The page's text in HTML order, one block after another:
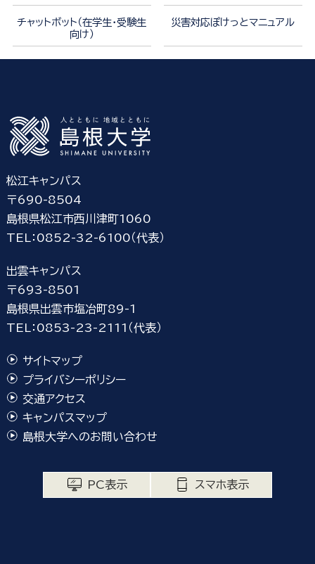
チャットボット（在学生・受験生
向け）
災害対応ぽけっとマニュアル
松江キャンパス
〒690-8504
島根県松江市西川津町1060
TEL：0852-32-6100（代表）
出雲キャンパス
〒693-8501
島根県出雲市塩冶町89-1
TEL：0853-23-2111（代表）
サイトマップ
プライバシーポリシー
交通アクセス
キャンパスマップ
島根大学へのお問い合わせ
PC表示 スマホ表示